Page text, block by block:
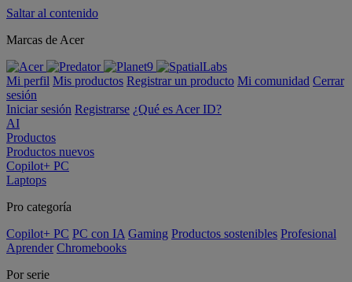
Saltar al contenido
Marcas de Acer
Mi perfil Mis productos Registrar un producto Mi comunidad Cerrar
sesión
Iniciar sesión Registrarse ¿Qué es Acer ID?
AI
Productos
Productos nuevos
Copilot+ PC
Laptops
Pro categoría
Copilot+ PC PC con IA Gaming Productos sostenibles Profesional
Aprender Chromebooks
Por serie